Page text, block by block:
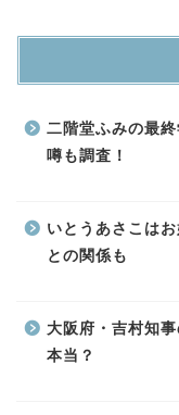
二階堂ふみの最
噂も調査！
いとうあさこは
との関係も
大阪府・吉村知
本当？